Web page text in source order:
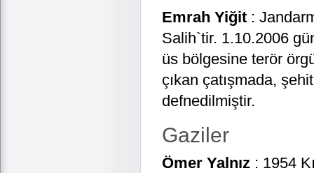
Emrah Yiğit :
Salih`tir. 1.10.2006
üs bölgesine terör
çıkan çatışmada,
defnedilmiştir.
Gaziler
Ömer Yalnız : 1954